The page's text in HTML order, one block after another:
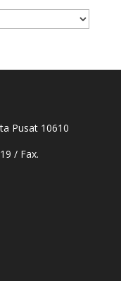
Pusat 10610
/ Fax.